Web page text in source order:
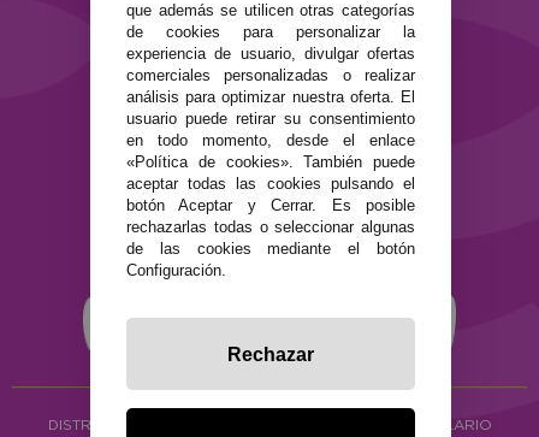
SEGURIDAD Y PRIVACIDAD
Términos y condiciones de uso
Política de privacidad
Política de cookies
DISTRIBUCIÓN ALIMENTACIÓN ECOLÓGICA Y HERBOLARIO
que además se utilicen otras categorías
de cookies para personalizar la
experiencia de usuario, divulgar ofertas
comerciales personalizadas o realizar
análisis para optimizar nuestra oferta. El
usuario puede retirar su consentimiento
en todo momento, desde el enlace
«Política de cookies». También puede
aceptar todas las cookies pulsando el
botón Aceptar y Cerrar. Es posible
rechazarlas todas o seleccionar algunas
de las cookies mediante el botón
Configuración.
Rechazar